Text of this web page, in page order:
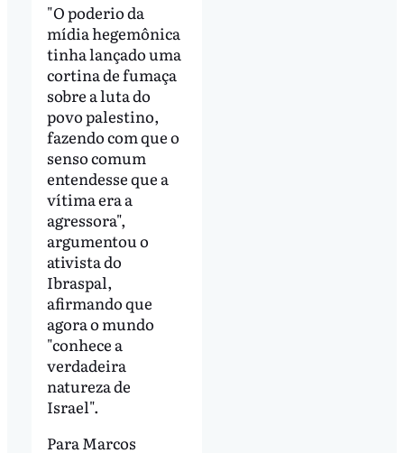
"O poderio da
mídia hegemônica
tinha lançado uma
cortina de fumaça
sobre a luta do
povo palestino,
fazendo com que o
senso comum
entendesse que a
vítima era a
agressora",
argumentou o
ativista do
Ibraspal,
afirmando que
agora o mundo
"conhece a
verdadeira
natureza de
Israel".
Para Marcos